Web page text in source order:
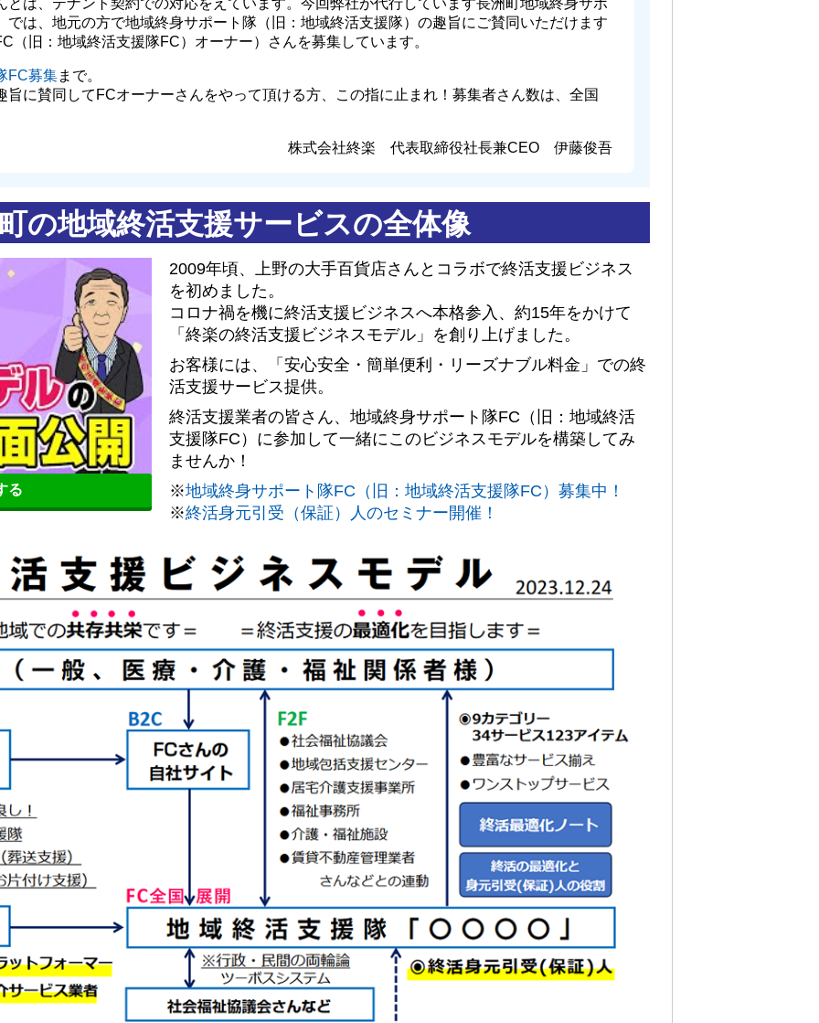
では、地元の方で地域終身サポート隊（旧：地域終活支援隊）の趣旨にご賛同いただけます
（旧：地域終活支援隊FC）オーナー）さんを募集しています。
FC募集まで。
旨に賛同してFCオーナーさんをやって頂ける方、この指に止まれ！募集者さん数は、全国
株式会社終楽 代表取締役社長兼CEO 伊藤俊吾
の地域終活支援サービスの全体像
る
2009年頃、上野の大手百貨店さんとコラボで終活支援ビジネス
を初めました。
コロナ禍を機に終活支援ビジネスへ本格参入、約15年をかけて
「終楽の終活支援ビジネスモデル」を創り上げました。
お客様には、「安心安全・簡単便利・リーズナブル料金」での終
活支援サービス提供。
終活支援業者の皆さん、地域終身サポート隊FC（旧：地域終活
支援隊FC）に参加して一緒にこのビジネスモデルを構築してみ
ませんか！
※地域終身サポート隊FC（旧：地域終活支援隊FC）募集中！
※終活身元引受（保証）人のセミナー開催！